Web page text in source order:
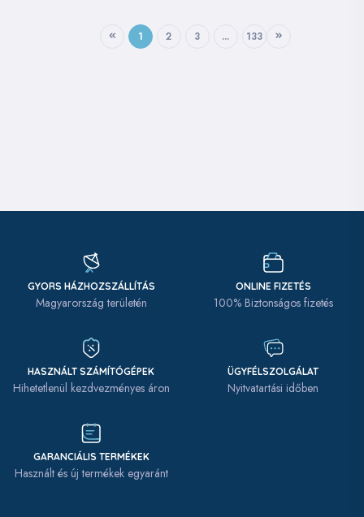
1 2 3 ... 133
GYORS HÁZHOZSZÁLLÍTÁS
Magyarország területén
ONLINE FIZETÉS
100% Biztonságos fizetés
HASZNÁLT SZÁMÍTÓGÉPEK
Hihetetlenül kezdvezményes áron
ÜGYFÉLSZOLGÁLAT
Nyitvatartási időben
GARANCIÁLIS TERMÉKEK
Használt és új termékek egyaránt